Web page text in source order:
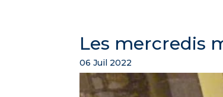
Les mercredis
06 Juil 2022